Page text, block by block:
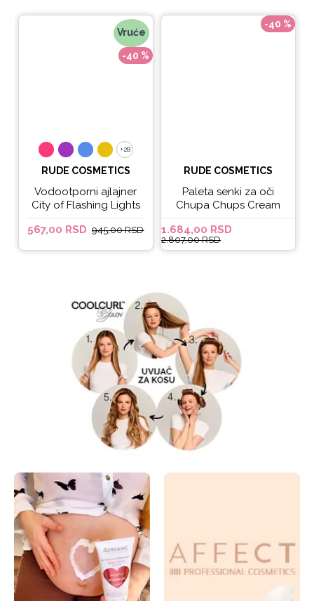
Vruće
-40 %
+28
+28
RUDE COSMETICS
Vodootporni ajlajner
City of Flashing Lights
Micro Retractable Liner
- It's Lit
567,00 RSD 945,00 RSD
-40 %
RUDE COSMETICS
Paleta senki za oči
Chupa Chups Cream
Soda
1.684,00 RSD
2.807,00 RSD